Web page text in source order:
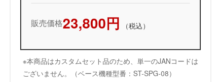
販売価格23,800円 （税込）
※本商品はカスタムセット品のため、単一のJANコードは
ございません。（ベース機種型番：ST-SPG-08）